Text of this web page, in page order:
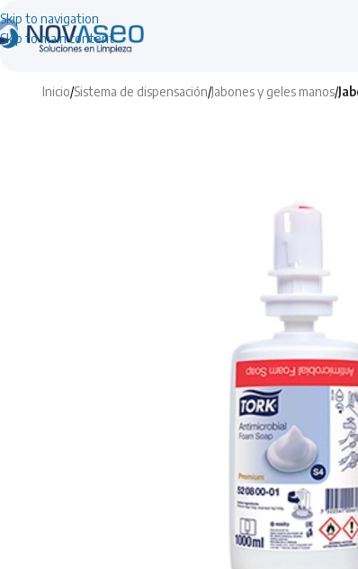
Skip to navigation
Skip to main content
Inicio/Sistema de dispensación/Jabones y geles manos/